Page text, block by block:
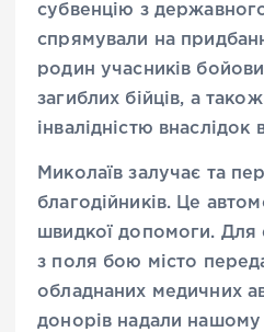
субвенцію з
спрямували на
родин учасників
загиблих бійців, а
інвалідністю внаслідок
Миколаїв залучає та
благодійників. Це
швидкої допомоги. Для
з поля бою місто
обладнаних медичних
донорів надали нашому